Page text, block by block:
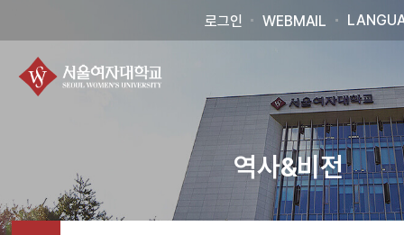
역사&비전
로그인 WEBMAIL